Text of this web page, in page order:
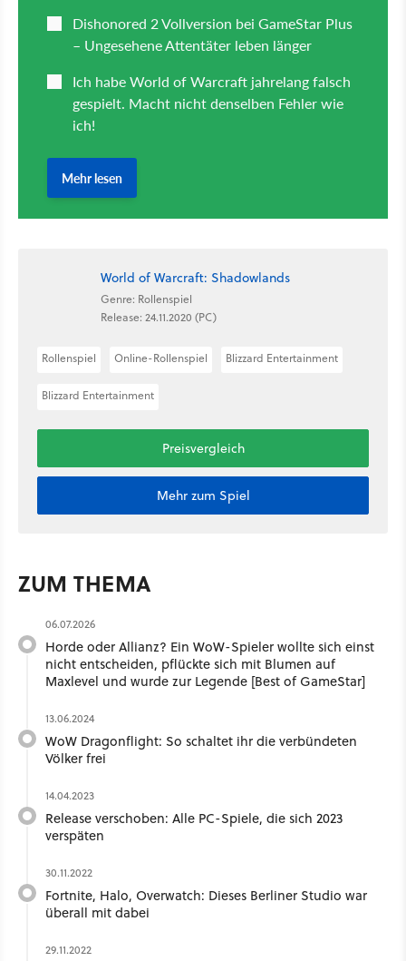
World of Warcraft: Shadowlands
Genre: Rollenspiel
Release: 24.11.2020 (PC)
Rollenspiel Online-Rollenspiel Blizzard Entertainment
Blizzard Entertainment
Preisvergleich
Mehr zum Spiel
ZUM THEMA
06.07.2026
Horde oder Allianz? Ein WoW-Spieler wollte sich einst
nicht entscheiden, pflückte sich mit Blumen auf
Maxlevel und wurde zur Legende [Best of GameStar]
13.06.2024
WoW Dragonflight: So schaltet ihr die verbündeten
Völker frei
14.04.2023
Release verschoben: Alle PC-Spiele, die sich 2023
verspäten
30.11.2022
Fortnite, Halo, Overwatch: Dieses Berliner Studio war
überall mit dabei
29.11.2022